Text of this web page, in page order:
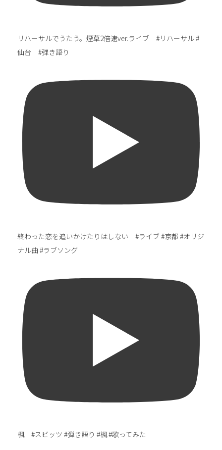
リハーサルでうたう。煙草2倍速ver.ライブ #リハーサル #
仙台 #弾き語り
終わった恋を追いかけたりはしない #ライブ #京都 #オリジ
ナル曲 #ラブソング
楓 #スピッツ #弾き語り #楓 #歌ってみた